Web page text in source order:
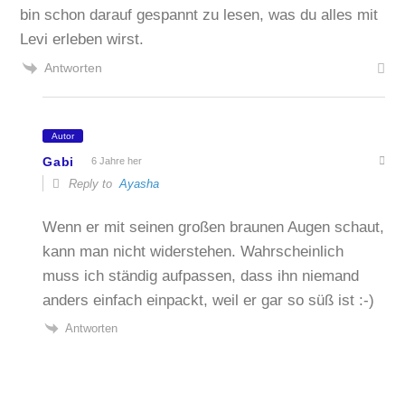
bin schon darauf gespannt zu lesen, was du alles mit
Levi erleben wirst.
Antworten
Autor
Gabi 6 Jahre her
Reply toAyasha
Wenn er mit seinen großen braunen Augen schaut,
kann man nicht widerstehen. Wahrscheinlich
muss ich ständig aufpassen, dass ihn niemand
anders einfach einpackt, weil er gar so süß ist :-)
Antworten